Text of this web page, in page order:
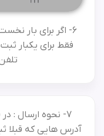
6- اگر برای بار
فقط برای یکبار
7- نحوه ارسال :
آدرس هایی که قبلا